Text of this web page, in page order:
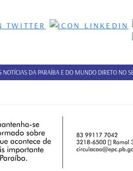
DA PARAÍBA E DO MUNDO DIRETO NO